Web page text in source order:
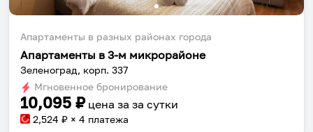
Апартаменты в разных районах города
Апартаменты в 3-м микрорайоне
Зеленоград, корп. 337
Мгновенное бронирование
10,095 ₽ цена за за сутки
2,524 ₽ × 4 платежа
Собери путешествие без сложностей
Сохраняй места, повторяй маршруты, находи
компанию и бронируй жильё в одном
приложении.